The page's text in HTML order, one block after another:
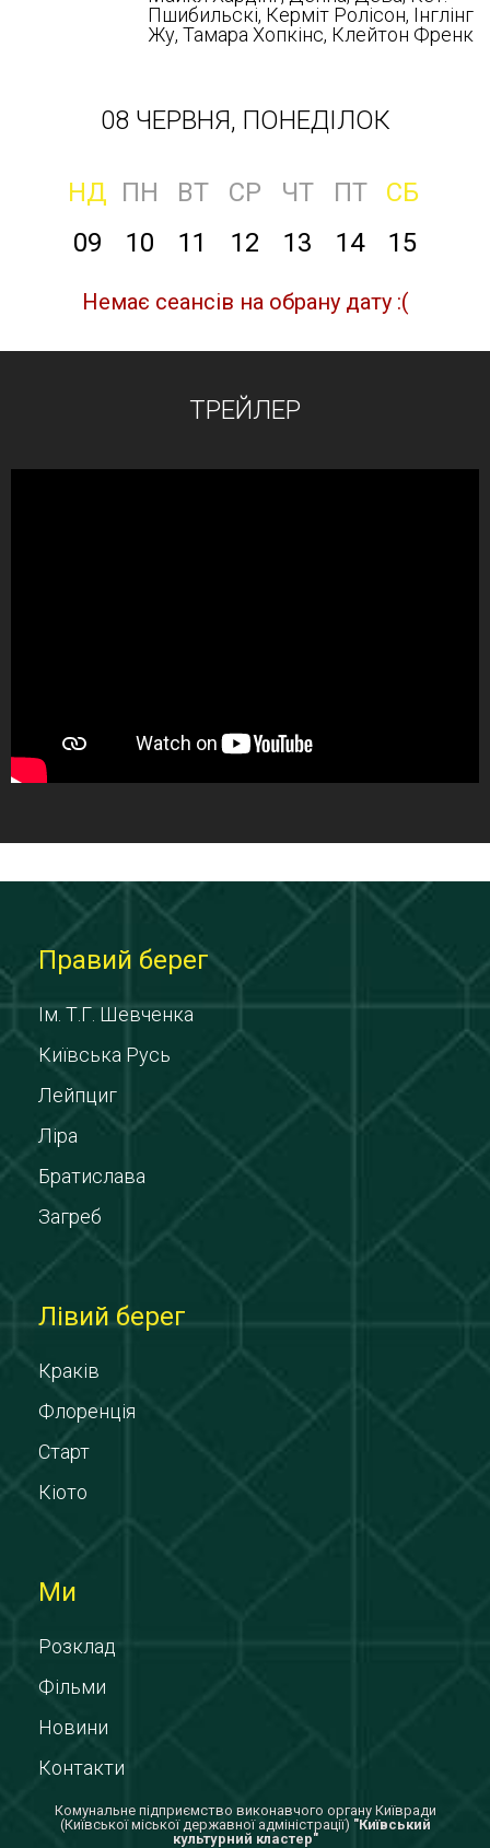
Пшибильскі, Керміт Ролісон, Інглінг
Жу, Тамара Хопкінс, Клейтон Френк
08 ЧЕРВНЯ, ПОНЕДІЛОК
НД ПН ВТ СР ЧТ ПТ
СБ
09
10 11 12 13 14 15
Немає сеансів на обрану дату :(
ТРЕЙЛЕР
Правий берег
Ім. Т.Г. Шевченка
Київська Русь
Лейпциг
Ліра
Братислава
Загреб
Лівий берег
Краків
Флоренція
Старт
Кіото
Ми
Розклад
Фільми
Новини
Контакти
Комунальне підприємство виконавчого органу Київради
(Київської міської державної адміністрації) "Київський
культурний кластер"